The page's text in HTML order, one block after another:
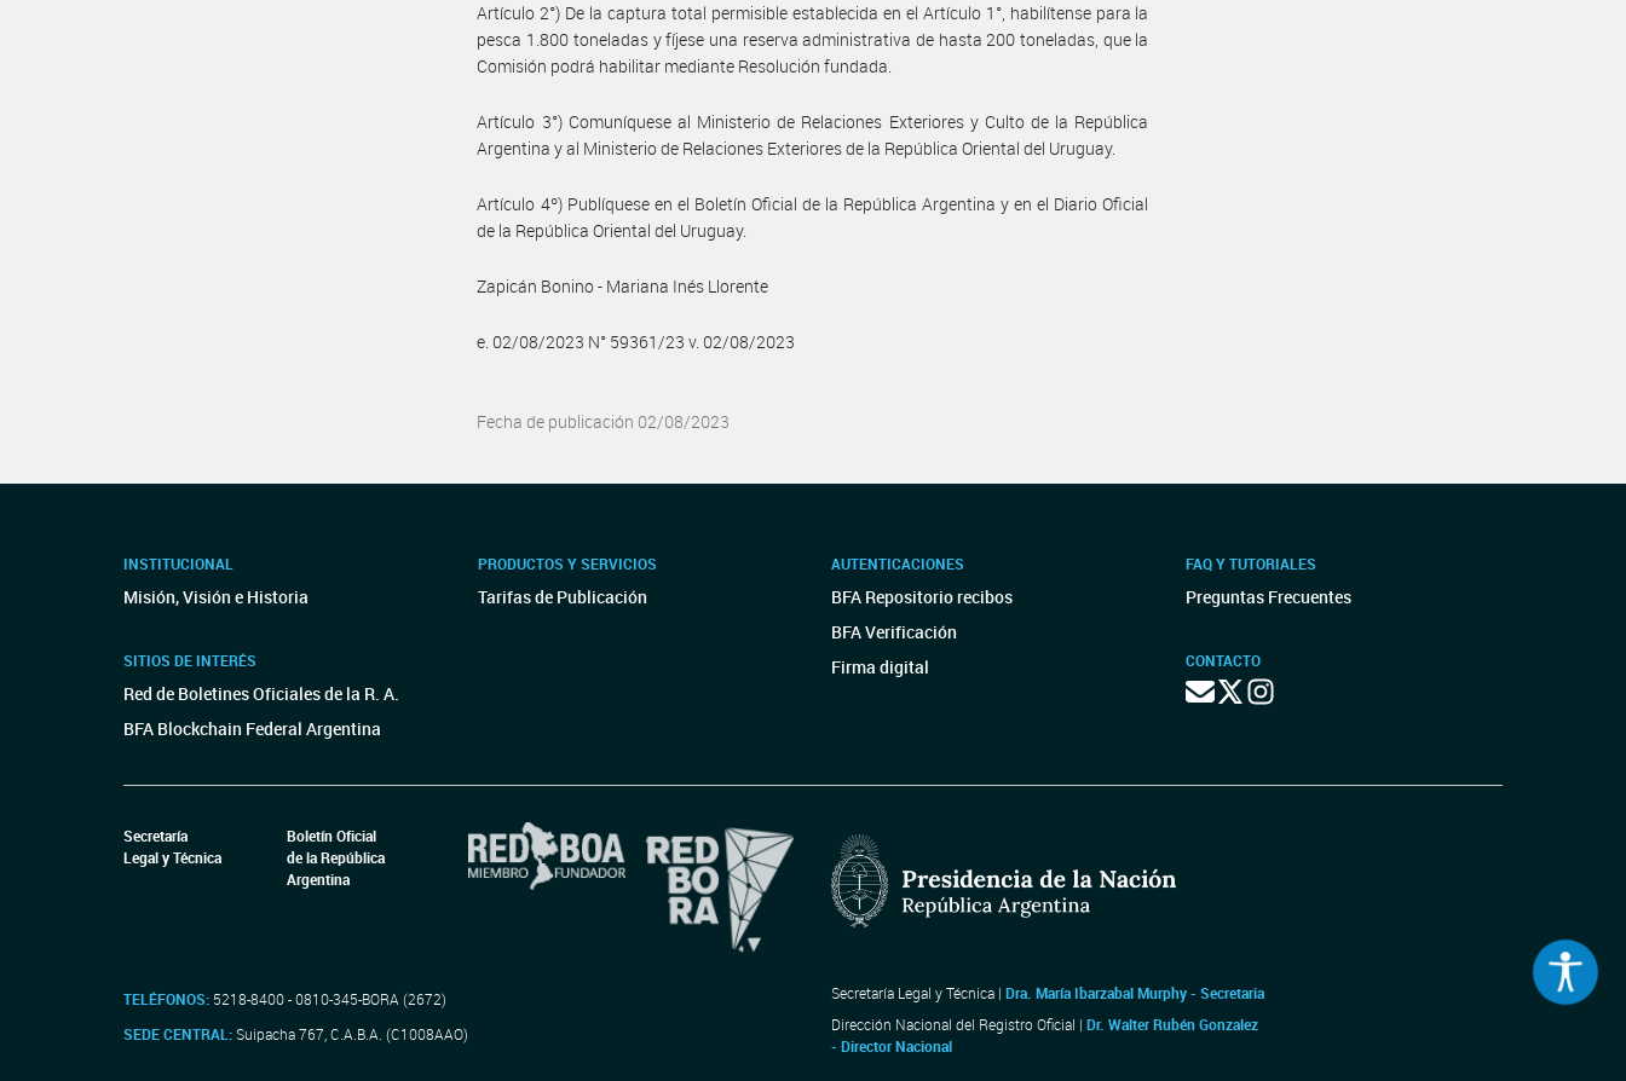
Artículo 2°) De la captura total permisible establecida en el Artículo 1°, habilítense para la
pesca 1.800 toneladas y fíjese una reserva administrativa de hasta 200 toneladas, que la
Comisión podrá habilitar mediante Resolución fundada.
Artículo 3°) Comuníquese al Ministerio de Relaciones Exteriores y Culto de la República
Argentina y al Ministerio de Relaciones Exteriores de la República Oriental del Uruguay.
Artículo 4º) Publíquese en el Boletín Oficial de la República Argentina y en el Diario Oficial
de la República Oriental del Uruguay.
Zapicán Bonino - Mariana Inés Llorente
e. 02/08/2023 N° 59361/23 v. 02/08/2023
Fecha de publicación 02/08/2023
INSTITUCIONAL
Misión, Visión e Historia
SITIOS DE INTERÉS
Red de Boletines Oficiales de la R. A.
BFA Blockchain Federal Argentina
PRODUCTOS Y SERVICIOS
Tarifas de Publicación
AUTENTICACIONES
BFA Repositorio recibos
BFA Verificación
Firma digital
FAQ Y TUTORIALES
Preguntas Frecuentes
CONTACTO
Secretaría
Legal y Técnica
Boletín Oficial
de la República
Argentina
TELÉFONOS: 5218-8400 - 0810-345-BORA (2672)
SEDE CENTRAL:Suipacha 767, C.A.B.A. (C1008AAO)
Secretaría Legal y Técnica | Dra. María Ibarzabal Murphy - Secretaria
Dirección Nacional del Registro Oficial | Dr. Walter Rubén Gonzalez
- Director Nacional